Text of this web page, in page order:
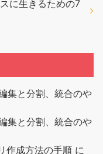
に生きるための7
集と分割、統合のや
集と分割、統合のや
作成方法の手順 に